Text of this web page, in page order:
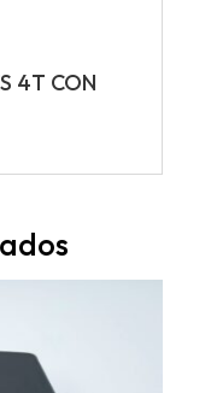
4T CON